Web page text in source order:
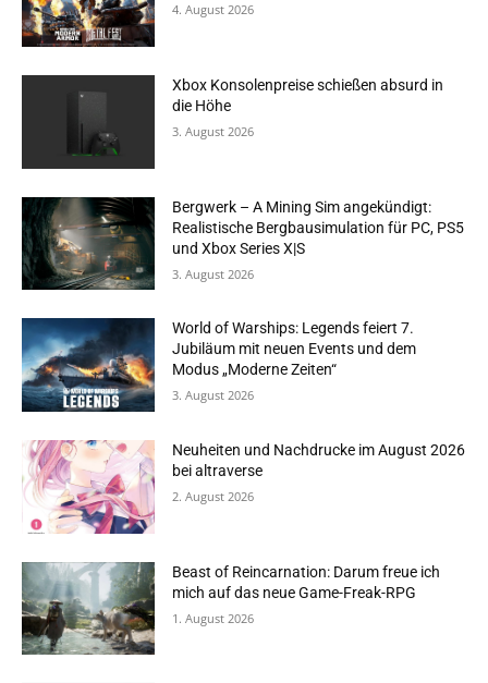
4. August 2026
Xbox Konsolenpreise schießen absurd in
die Höhe
3. August 2026
Bergwerk – A Mining Sim angekündigt:
Realistische Bergbausimulation für PC, PS5
und Xbox Series X|S
3. August 2026
World of Warships: Legends feiert 7.
Jubiläum mit neuen Events und dem
Modus „Moderne Zeiten“
3. August 2026
Neuheiten und Nachdrucke im August 2026
bei altraverse
2. August 2026
Beast of Reincarnation: Darum freue ich
mich auf das neue Game-Freak-RPG
1. August 2026